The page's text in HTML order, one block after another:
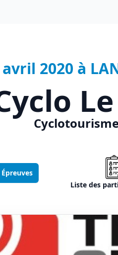
avril 2020 à
Épreuves
Liste des